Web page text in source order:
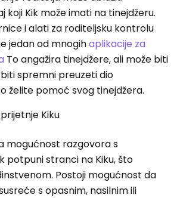
koji Kik može imati na tinejdžeru.
i alati za roditeljsku kontrolu
jedan od mnogihaplikacije za
To angažira tinejdžere, ali može biti
spremni preuzeti dio
želite pomoć svog tinejdžera.
Kiku
mogućnost razgovora s
potpuni stranci na Kiku, što
Postoji mogućnost da
s opasnim, nasilnim ili